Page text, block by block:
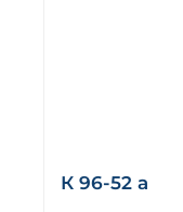
К 96-52 а